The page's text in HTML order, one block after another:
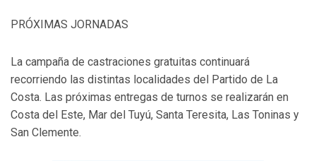
PRÓXIMAS JORNADAS
La campaña de castraciones gratuitas continuará
recorriendo las distintas localidades del Partido de La
Costa. Las próximas entregas de turnos se realizarán en
Costa del Este, Mar del Tuyú, Santa Teresita, Las Toninas y
San Clemente.